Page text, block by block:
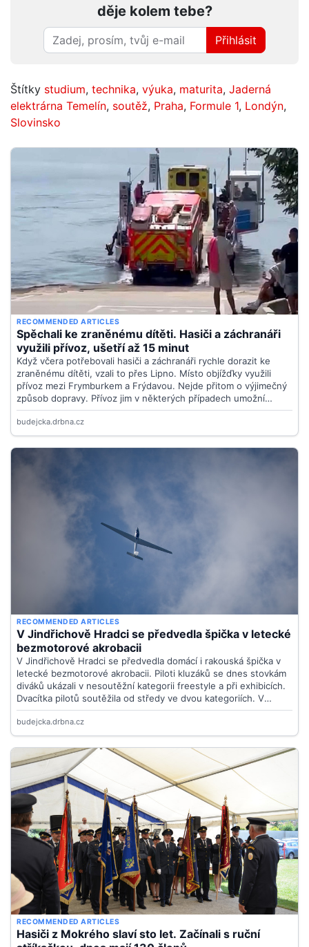
děje kolem tebe?
Přihlásit
Štítky studium, technika, výuka, maturita, Jaderná
elektrárna Temelín, soutěž, Praha, Formule 1, Londýn,
Slovinsko